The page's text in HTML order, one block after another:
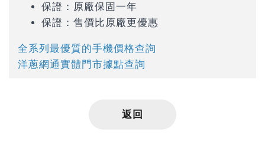
保證：原廠保固一年
保證：售價比原廠更優惠
全系列最優質的手機價格查詢
洋蔥網通實體門市據點查詢
返回